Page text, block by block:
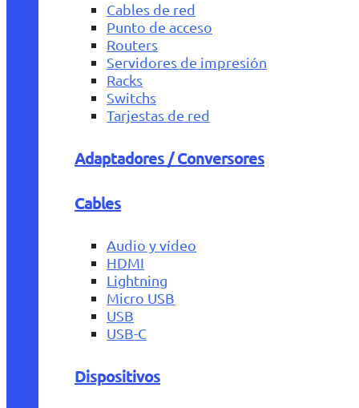
Cables de red
Punto de acceso
Routers
Servidores de impresión
Racks
Switchs
Tarjestas de red
Adaptadores / Conversores
Cables
Audio y vídeo
HDMI
Lightning
Micro USB
USB
USB-C
Dispositivos